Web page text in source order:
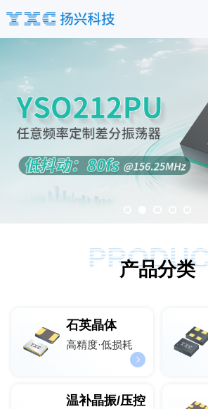
产品分类
石英晶体
高精度·低损耗
温补晶振/压控